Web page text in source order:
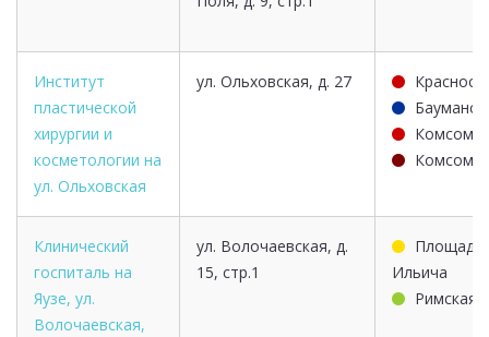
Институт
пластической
хирургии и
косметологии на
ул. Ольховская
ул. Ольховская, д. 27
Клинический
госпиталь на
Яузе, ул.
Волочаевская,
ул. Волочаевская, д.
15, стр.1
Площадь
Ильича
Римская